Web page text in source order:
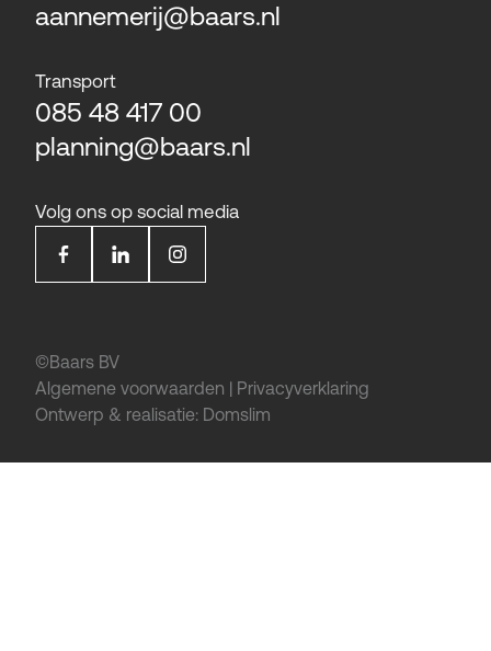
aannemerij@baars.nl
Transport
085 48 417 00
planning@baars.nl
Volg ons op social media
©Baars BV
Algemene voorwaarden | Privacyverklaring
Ontwerp & realisatie: Domslim